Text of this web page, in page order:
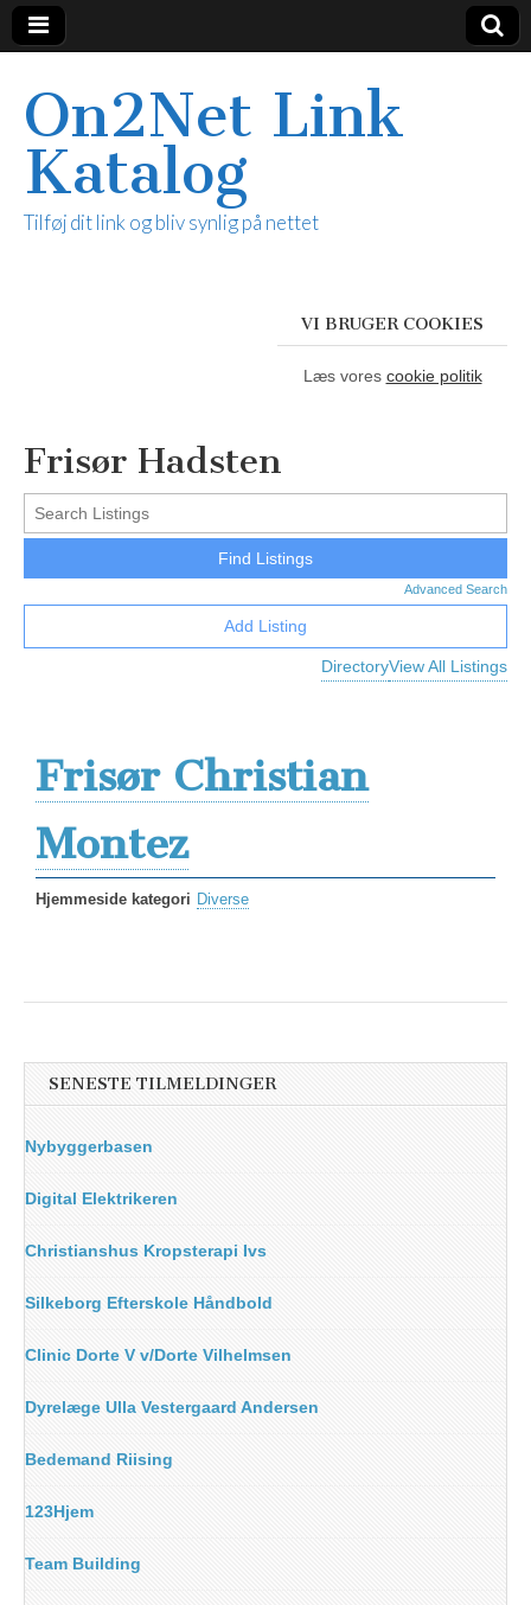
On2Net Link
Katalog
Tilføj dit link og bliv synlig på nettet
VI BRUGER COOKIES
Læs vores cookie politik
Frisør Hadsten
Advanced Search
DirectoryView All Listings
Add Listing
Frisør Christian
Montez
Hjemmeside kategori Diverse
SENESTE TILMELDINGER
Nybyggerbasen
Digital Elektrikeren
Christianshus Kropsterapi Ivs
Silkeborg Efterskole Håndbold
Clinic Dorte V v/Dorte Vilhelmsen
Dyrelæge Ulla Vestergaard Andersen
Bedemand Riising
123Hjem
Team Building